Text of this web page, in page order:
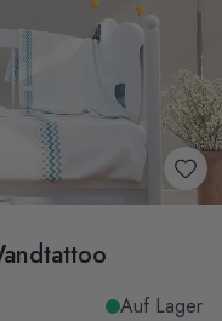
Auf Lager